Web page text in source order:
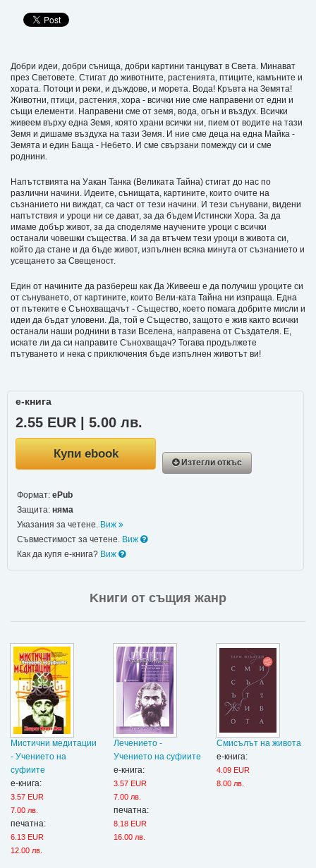
Добри идеи, добри сънища, добри картини танцуват в Света. Минават
през Световете. Стигат до животните, растенията, птиците, камъните и
хората. Потоци и реки, и дъждове, и морета. Вода! Кръвта на Земята!
Животни, птици, растения, хора - всички ние сме направени от едни и
същи елементи. Направени сме от земя, вода, огън и въздух. Всички
живеем върху една Земя, която храни всички ни, пием от водите на тази
Земя и дишаме въздуха на тази Земя. И ние сме деца на една Майка -
Земята и един Баща - Небето. И сме свързани помежду си и сме
роднини.
Напътствията на Уакан Танка (Великата Тайна) стигат до нас по
различни начини. Идеите, сънищата, картините, които очите на
съзнанието ни виждат, са част от тези начини. И тези сънувани, видени
напътствия и уроци ни се дават, за да бъдем Истински Хора. За да
имаме добър живот, за да споделяме научените уроци с всички
останали човешки същества. И за да втъчем тези уроци в живота си,
който да стане и да бъде живот, изпълнен всяка минута от съзнанието и
усещането за Свещеност.
Един от начините да разбереш как Да Живееш е да получиш уроците си
от сънуването, от картините, които Вели-ката Тайна ни изпраща. Една
от пътеките е Сънохващачът - Същество, което помага добрите мисли и
идеи да бъдат уловени. Да, той е Същество, защото е жив както всички
останали наши роднини в тази Вселена, направена от Създателя. Е,
искате ли да си направите Сънохващач? Тогава продължете
пътуването и нека с приключения бъде изпълнен животът ви!
е-книга
2.55 EUR | 5.00 лв.
Купи ebook
Изтегли откъс
Формат: ePub
Защита: няма
Указания за четене. Виж
Съвместимост за четене. Виж
Как да купя е-книга? Виж
Kниги от същия жанр
Мистични медитации
- Учението на
суфиите
е-книга:
3.57 EUR
7.00 лв.
печатна:
6.13 EUR
12.00 лв.
Лечението -
Учението на суфиите
е-книга:
3.57 EUR
7.00 лв.
печатна:
8.18 EUR
16.00 лв.
Смисълът на живота
е-книга:
4.09 EUR
8.00 лв.